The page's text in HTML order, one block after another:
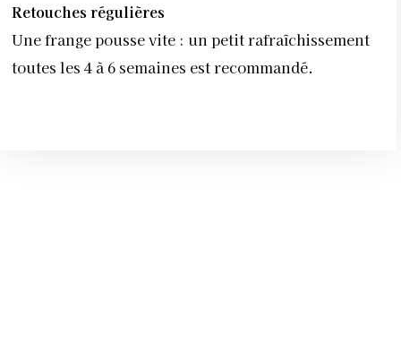
Retouches régulières
Une frange pousse vite : un petit rafraîchissement
toutes les 4 à 6 semaines est recommandé.